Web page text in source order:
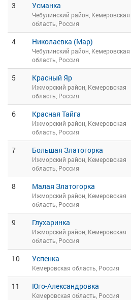
3 Усманка
Чебулинский район, Кемеровская
область, Россия
4 Николаевка (Мар)
Чебулинский район, Кемеровская
область, Россия
5 Красный Яр
Ижморский район, Кемеровская
область, Россия
6 Красная Тайга
Ижморский район, Кемеровская
область, Россия
7 Большая Златогорка
Ижморский район, Кемеровская
область, Россия
8 Малая Златогорка
Ижморский район, Кемеровская
область, Россия
9 Глухаринка
Ижморский район, Кемеровская
область, Россия
10 Успенка
Кемеровская область, Россия
11 Юго-Александровка
Кемеровская область, Россия